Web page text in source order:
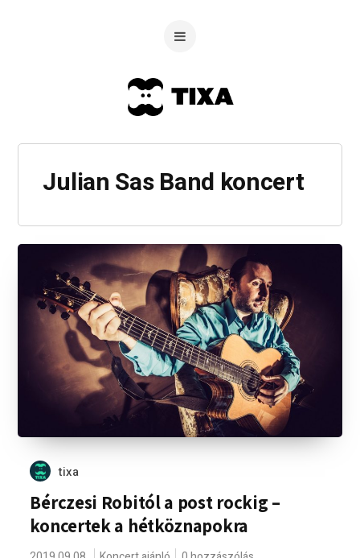
Julian Sas Band koncert
tixa
Bérczesi Robitól a post rockig –
koncertek a hétköznapokra